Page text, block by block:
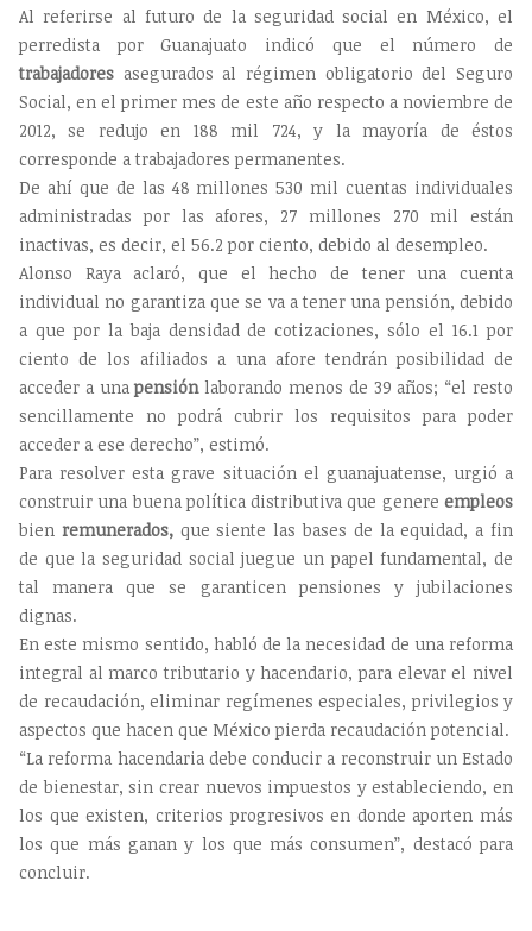
Al referirse al futuro de la seguridad social en México, el
perredista por Guanajuato indicó que el número de
trabajadores asegurados al régimen obligatorio del Seguro
Social, en el primer mes de este año respecto a noviembre de
2012, se redujo en 188 mil 724, y la mayoría de éstos
corresponde a trabajadores permanentes.
De ahí que de las 48 millones 530 mil cuentas individuales
administradas por las afores, 27 millones 270 mil están
inactivas, es decir, el 56.2 por ciento, debido al desempleo.
Alonso Raya aclaró, que el hecho de tener una cuenta
individual no garantiza que se va a tener una pensión, debido
a que por la baja densidad de cotizaciones, sólo el 16.1 por
ciento de los afiliados a una afore tendrán posibilidad de
acceder a unapensiónlaborando menos de 39 años; “el resto
sencillamente no podrá cubrir los requisitos para poder
acceder a ese derecho”, estimó.
Para resolver esta grave situación el guanajuatense, urgió a
construir una buena política distributiva que genere empleos
bien remunerados,que siente las bases de la equidad, a fin
de que la seguridad social juegue un papel fundamental, de
tal manera que se garanticen pensiones y jubilaciones
dignas.
En este mismo sentido, habló de la necesidad de una reforma
integral al marco tributario y hacendario, para elevar el nivel
de recaudación, eliminar regímenes especiales, privilegios y
aspectos que hacen que México pierda recaudación potencial.
“La reforma hacendaria debe conducir a reconstruir un Estado
de bienestar, sin crear nuevos impuestos y estableciendo, en
los que existen, criterios progresivos en donde aporten más
los que más ganan y los que más consumen”, destacó para
concluir.